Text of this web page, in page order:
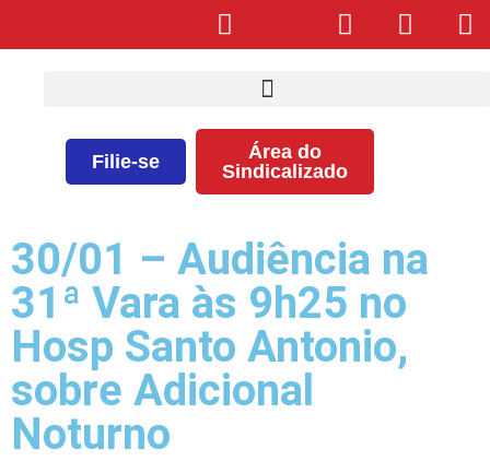
Filie-se
Área do
Sindicalizado
30/01 – Audiência na
31ª Vara às 9h25 no
Hosp Santo Antonio,
sobre Adicional
Noturno